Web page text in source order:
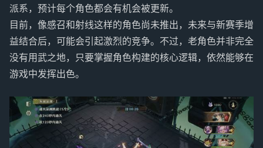
派系，预计每个角色都会有机会被更新。
目前，像感召和射线这样的角色尚未推出，未来与新赛季增
益结合后，可能会引起激烈的竞争。不过，老角色并非完全
没有用武之地，只要掌握角色构建的核心逻辑，依然能够在
游戏中发挥出色。